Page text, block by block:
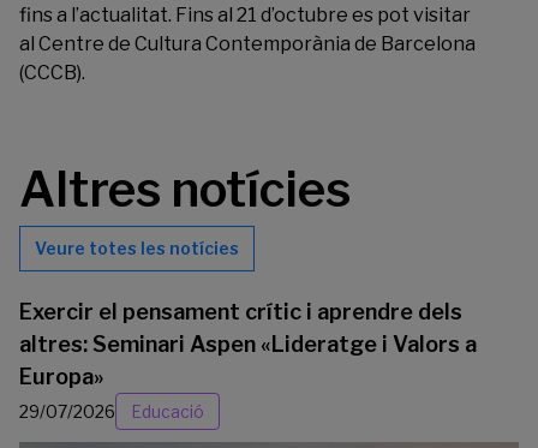
fins a l’actualitat. Fins al 21 d’octubre es pot visitar
al Centre de Cultura Contemporània de Barcelona
(CCCB).
Altres notícies
Veure totes les notícies
Exercir el pensament crític i aprendre dels
altres: Seminari Aspen «Lideratge i Valors a
Europa»
29/07/2026 Educació